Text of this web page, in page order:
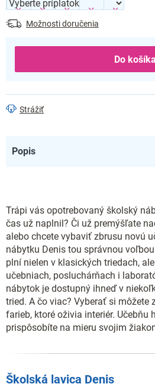
Možnosti doručenia
Do košíka
Strážiť
Popis
Trápi vás opotrebovaný školský
čas už naplnil? Či už premýšľate
alebo chcete vybaviť zbrusu novú
nábytku Denis tou správnou
plní nielen v klasických triedach,
učebniach, posluchárňach i
nábytok je dostupný ihneď v
tried. A čo viac? Vyberať si môžete
farieb, ktoré oživia interiér. Učebňu
prispôsobíte na mieru svojim
Školská lavica Denis